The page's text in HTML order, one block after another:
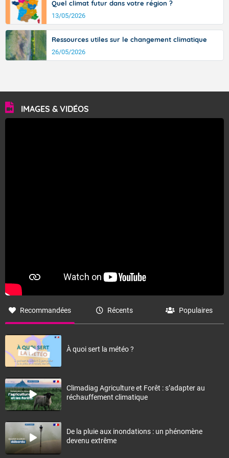
Quel climat futur dans votre région ?
13/05/2026
Ressources utiles sur le changement climatique
26/05/2026
IMAGES & VIDÉOS
Recommandées Récents Populaires
À quoi sert la météo ?
Climadiag Agriculture et Forêt : s’adapter au
réchauffement climatique
De la pluie aux inondations : un phénomène
devenu extrême